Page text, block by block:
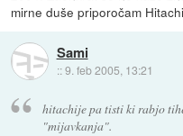
mirne duše priporočam
Sami
::9. feb 2005, 13:21
hitachije pa tisti ki rabjo
"mijavkanja".